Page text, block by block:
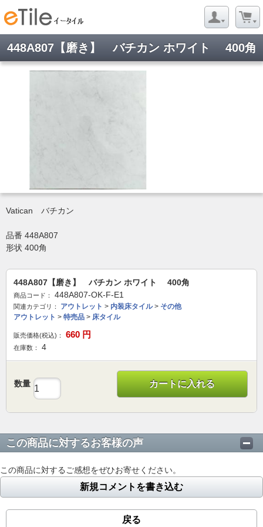
448A807【磨き】 バチカン ホワイト 400角
Vatican バチカン
品番 448A807
形状 400角
448A807【磨き】 バチカン ホワイト 400角
商品コード： 448A807-OK-F-E1
関連カテゴリ： アウトレット > 内装床タイル> その他
アウトレット > 特売品 > 床タイル
販売価格(税込)： 660 円
在庫数： 4
数量 カートに入れる
この商品に対するお客様の声
この商品に対するご感想をぜひお寄せください。
新規コメントを書き込む
戻る